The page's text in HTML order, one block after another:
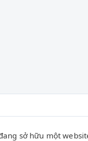
sở hữu một